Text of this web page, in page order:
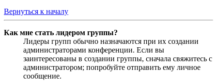
Вернуться к началу
Как мне стать лидером группы?
Лидеры групп обычно назначаются при их создании
администраторами конференции. Если вы
заинтересованы в создании группы, сначала свяжитесь с
администратором; попробуйте отправить ему личное
сообщение.